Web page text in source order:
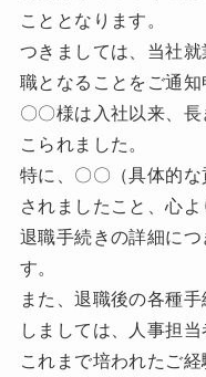
こととなります。
つきましては、当社
職となることをご通知
〇〇様は入社以来、
こられました。
特に、〇〇（具体的
されましたこと、心よ
退職手続きの詳細に
す。
また、退職後の各種
しましては、人事担
これまで培われたご